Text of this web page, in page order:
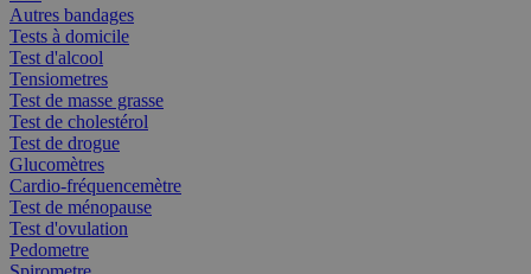
Autres bandages
Tests à domicile
Test d'alcool
Tensiometres
Test de masse grasse
Test de cholestérol
Test de drogue
Glucomètres
Cardio-fréquencemètre
Test de ménopause
Test d'ovulation
Pedometre